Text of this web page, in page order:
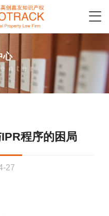
心
程序的困局
27